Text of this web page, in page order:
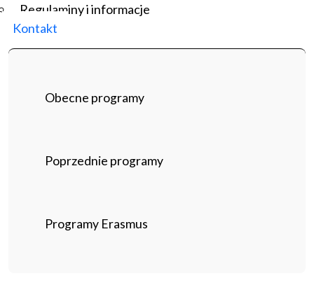
Regulaminy i informacje
Kontakt
Obecne programy
Poprzednie programy
Programy Erasmus